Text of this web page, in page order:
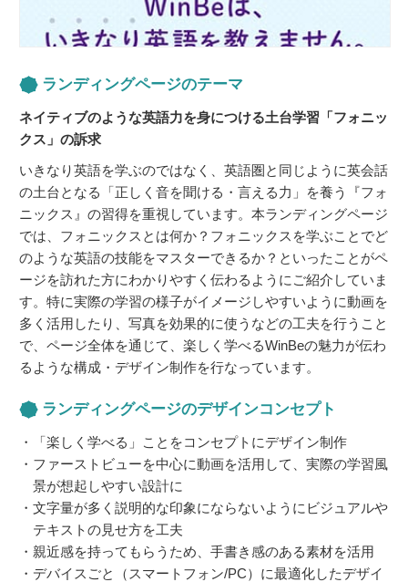
ランディングページのテーマ
ネイティブのような英語力を身につける土台学習「フォニッ
クス」の訴求
いきなり英語を学ぶのではなく、英語圏と同じように英会話
の土台となる「正しく音を聞ける・言える力」を養う『フォ
ニックス』の習得を重視しています。本ランディングページ
では、フォニックスとは何か？フォニックスを学ぶことでど
のような英語の技能をマスターできるか？といったことがペ
ージを訪れた方にわかりやすく伝わるようにご紹介していま
す。特に実際の学習の様子がイメージしやすいように動画を
多く活用したり、写真を効果的に使うなどの工夫を行うこと
で、ページ全体を通じて、楽しく学べるWinBeの魅力が伝わ
るような構成・デザイン制作を行なっています。
ランディングページのデザインコンセプト
「楽しく学べる」ことをコンセプトにデザイン制作
ファーストビューを中心に動画を活用して、実際の学習風
景が想起しやすい設計に
文字量が多く説明的な印象にならないようにビジュアルや
テキストの見せ方を工夫
親近感を持ってもらうため、手書き感のある素材を活用
デバイスごと（スマートフォン/PC）に最適化したデザイ